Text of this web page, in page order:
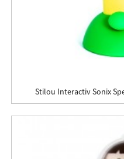
Stilou Interactiv Sonix